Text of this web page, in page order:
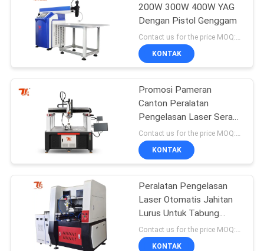
VIDEO
TENTANG
KAMI
PABRIK
HUBUNGI
KAMI
BERITA
200W 300W 400W YAG
Dengan Pistol Genggam
Contact us for the price MOQ:1 set
KONTAK
Promosi Pameran
Canton Peralatan
Pengelasan Laser Serat
Berskala Besar 6 sumbu
Untuk Pengelasan
Baterai Litium Kuadrat
KONTAK
Peralatan Pengelasan
Laser Otomatis Jahitan
Lurus Untuk Tabung
Silinder Botol Ketel Baja
KONTAK